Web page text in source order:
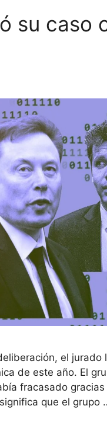
su caso
el
de este año. El
fracasado
que el grupo